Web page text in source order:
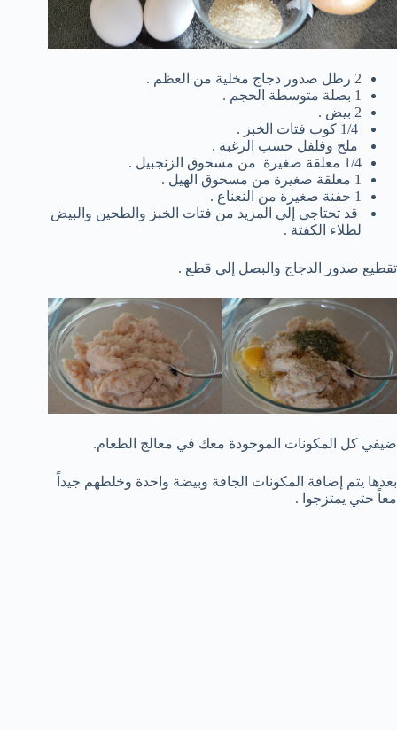
2 رطل صدور دجاج مخلية من العظم .
1 بصلة متوسطة الحجم .
2 بيض .
ملح وفلفل حسب الرغبة .
1/4 معلقة صغيرة من مسحوق الزنجبيل .
1 معلقة صغيرة من مسحوق الهيل .
1 حفنة صغيرة من النعناع .
قد تحتاجي إلي المزيد من فتات الخبز والطحين والبيض
لطلاء الكفتة .
تقطيع صدور الدجاج والبصل إلي قطع .
ضيفي كل المكونات الموجودة معك في معالج الطعام.
بعدها يتم إضافة المكونات الجافة وبيضة واحدة وخلطهم جيداً
معاً حتي يمتزجوا .